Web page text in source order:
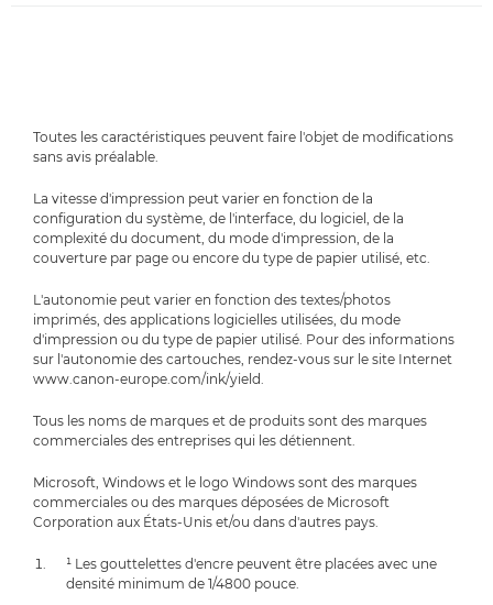
Toutes les caractéristiques peuvent faire l'objet de modifications
sans avis préalable.
La vitesse d'impression peut varier en fonction de la
configuration du système, de l'interface, du logiciel, de la
complexité du document, du mode d'impression, de la
couverture par page ou encore du type de papier utilisé, etc.
L'autonomie peut varier en fonction des textes/photos
imprimés, des applications logicielles utilisées, du mode
d'impression ou du type de papier utilisé. Pour des informations
sur l'autonomie des cartouches, rendez-vous sur le site Internet
www.canon-europe.com/ink/yield.
Tous les noms de marques et de produits sont des marques
commerciales des entreprises qui les détiennent.
Microsoft, Windows et le logo Windows sont des marques
commerciales ou des marques déposées de Microsoft
Corporation aux États-Unis et/ou dans d'autres pays.
¹ Les gouttelettes d'encre peuvent être placées avec une
densité minimum de 1/4800 pouce.